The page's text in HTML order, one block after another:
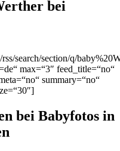
bei
search/section/q/
max=“3″ feed_title=“no“
summary=“no“
bei Babyfotos in